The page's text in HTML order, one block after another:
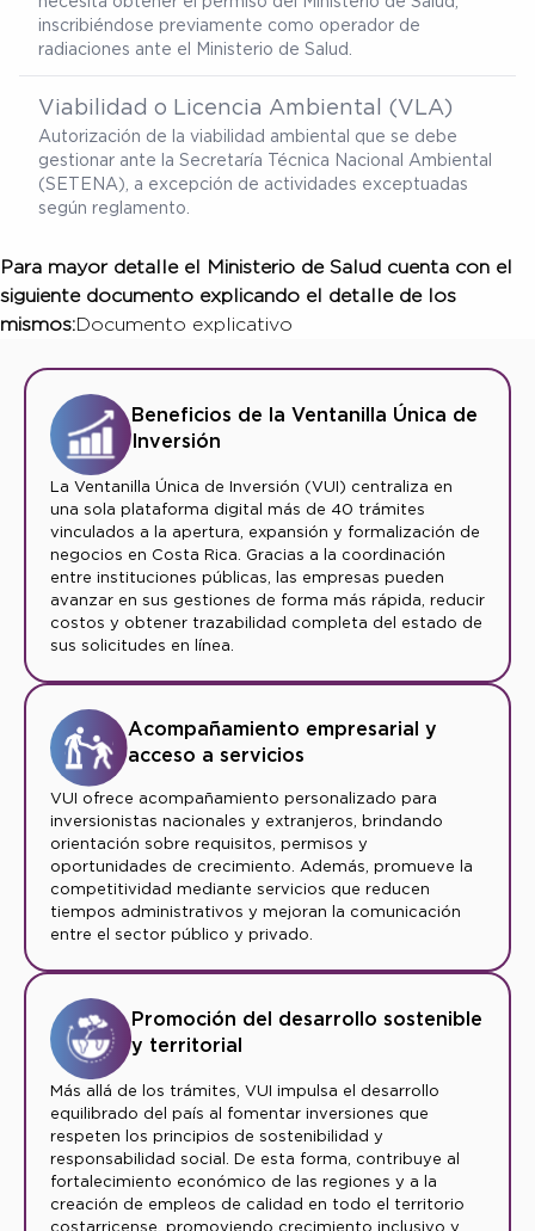
inscribiéndose previamente como operador de
radiaciones ante el Ministerio de Salud.
Viabilidad o Licencia Ambiental (VLA)
Autorización de la viabilidad ambiental que se debe
gestionar ante la Secretaría Técnica Nacional Ambiental
(SETENA), a excepción de actividades exceptuadas
según reglamento.
Para mayor detalle el Ministerio de Salud cuenta con el
siguiente documento explicando el detalle de los
mismos:Documento explicativo
Beneficios de la Ventanilla Única de
Inversión
La Ventanilla Única de Inversión (VUI) centraliza en
una sola plataforma digital más de 40 trámites
vinculados a la apertura, expansión y formalización de
negocios en Costa Rica. Gracias a la coordinación
entre instituciones públicas, las empresas pueden
avanzar en sus gestiones de forma más rápida, reducir
costos y obtener trazabilidad completa del estado de
sus solicitudes en línea.
Acompañamiento empresarial y
acceso a servicios
VUI ofrece acompañamiento personalizado para
inversionistas nacionales y extranjeros, brindando
orientación sobre requisitos, permisos y
oportunidades de crecimiento. Además, promueve la
competitividad mediante servicios que reducen
tiempos administrativos y mejoran la comunicación
entre el sector público y privado.
Promoción del desarrollo sostenible
y territorial
Más allá de los trámites, VUI impulsa el desarrollo
equilibrado del país al fomentar inversiones que
respeten los principios de sostenibilidad y
responsabilidad social. De esta forma, contribuye al
fortalecimiento económico de las regiones y a la
creación de empleos de calidad en todo el territorio
costarricense, promoviendo crecimiento inclusivo y